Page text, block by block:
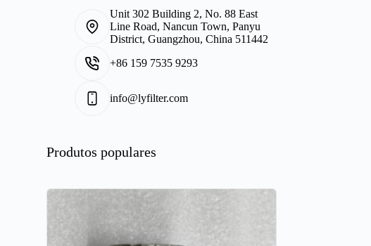
Unit 302 Building 2, No. 88 East
Line Road, Nancun Town, Panyu
District, Guangzhou, China 511442
+86 159 7535 9293
info@lyfilter.com
Produtos populares